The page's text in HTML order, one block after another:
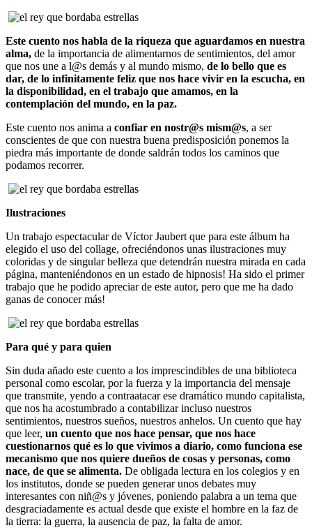
Este cuento nos habla de la riqueza que aguardamos en nuestra
alma, de la importancia de alimentarnos de sentimientos, del amor
que nos une a l@s demás y al mundo mismo, de lo bello que es
dar, de lo infinitamente feliz que nos hace vivir en la escucha, en
la disponibilidad, en el trabajo que amamos, en la
contemplación del mundo, en la paz.
Este cuento nos anima a confiar en nostr@s mism@s, a ser
conscientes de que con nuestra buena predisposición ponemos la
piedra más importante de donde saldrán todos los caminos que
podamos recorrer.
Ilustraciones
Un trabajo espectacular de Víctor Jaubert que para este álbum ha
elegido el uso del collage, ofreciéndonos unas ilustraciones muy
coloridas y de singular belleza que detendrán nuestra mirada en cada
página, manteniéndonos en un estado de hipnosis! Ha sido el primer
trabajo que he podido apreciar de este autor, pero que me ha dado
ganas de conocer más!
Para qué y para quien
Sin duda añado este cuento a los imprescindibles de una biblioteca
personal como escolar, por la fuerza y la importancia del mensaje
que transmite, yendo a contraatacar ese dramático mundo capitalista,
que nos ha acostumbrado a contabilizar incluso nuestros
sentimientos, nuestros sueños, nuestros anhelos. Un cuento que hay
que leer, un cuento que nos hace pensar, que nos hace
cuestionarnos qué es lo que vivimos a diario, como funciona ese
mecanismo que nos quiere dueños de cosas y personas, como
nace, de que se alimenta. De obligada lectura en los colegios y en
los institutos, donde se pueden generar unos debates muy
interesantes con niñ@s y jóvenes, poniendo palabra a un tema que
desgraciadamente es actual desde que existe el hombre en la faz de
la tierra: la guerra, la ausencia de paz, la falta de amor.